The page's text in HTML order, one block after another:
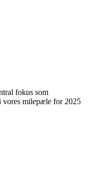
fokus som
vores milepæle for 2025